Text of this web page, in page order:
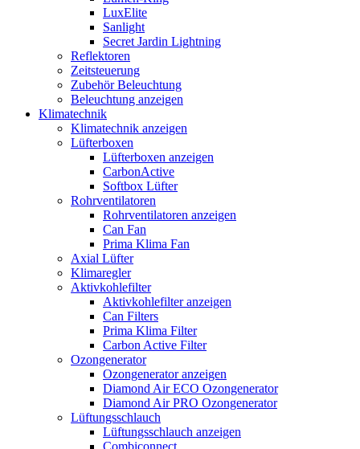
LuxElite
Sanlight
Secret Jardin Lightning
Reflektoren
Zeitsteuerung
Zubehör Beleuchtung
Beleuchtung anzeigen
Klimatechnik
Klimatechnik anzeigen
Lüfterboxen
Lüfterboxen anzeigen
CarbonActive
Softbox Lüfter
Rohrventilatoren
Rohrventilatoren anzeigen
Can Fan
Prima Klima Fan
Axial Lüfter
Klimaregler
Aktivkohlefilter
Aktivkohlefilter anzeigen
Can Filters
Prima Klima Filter
Carbon Active Filter
Ozongenerator
Ozongenerator anzeigen
Diamond Air ECO Ozongenerator
Diamond Air PRO Ozongenerator
Lüftungsschlauch
Lüftungsschlauch anzeigen
Combiconnect